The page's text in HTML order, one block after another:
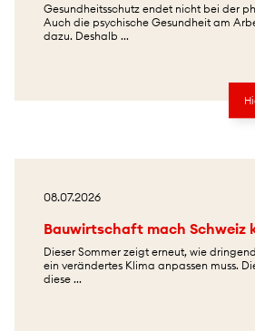
Gesundheitsschutz endet nicht bei der
Auch die psychische Gesundheit am
dazu. Deshalb ...
08.07.2026
Bauwirtschaft mach Schweiz
Dieser Sommer zeigt erneut, wie
ein verändertes Klima anpassen muss.
diese ...